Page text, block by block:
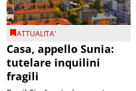
ATTUALITA'
Casa, appello Sunia:
tutelare inquilini
fragili